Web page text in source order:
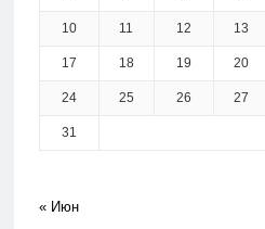
10 11 12 13
17 18 19 20
24 25 26 27
31
« Июн